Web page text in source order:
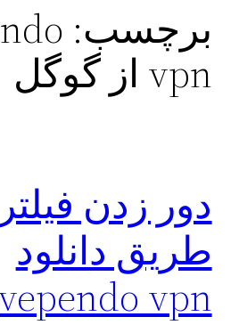
برچسب:
vpn از گوگل
دور زدن
طریق دانلود
vpn